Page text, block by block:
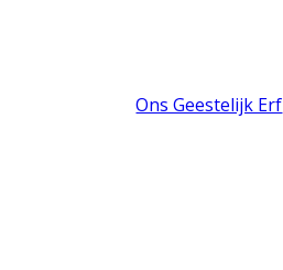
Ons Geestelijk Erf